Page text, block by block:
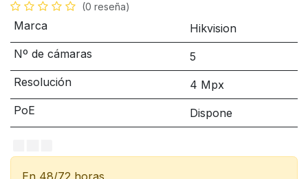
(0 reseña)
Marca
Hikvision
Nº de cámaras
5
Resolución
4 Mpx
PoE
Dispone
En 48/72 horas